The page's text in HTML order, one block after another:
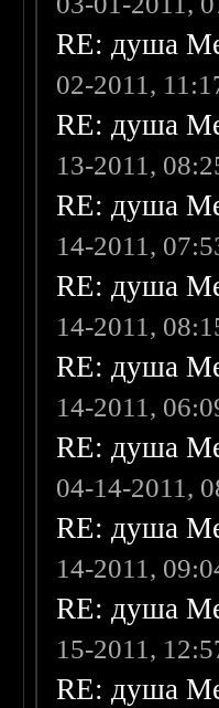
RE: душа
02-2011,
RE: душа
13-2011,
RE: душа
14-2011,
RE: душа
14-2011,
RE: душа
14-2011,
RE: душа
04-14-2011,
RE: душа
14-2011,
RE: душа
15-2011,
RE: душа